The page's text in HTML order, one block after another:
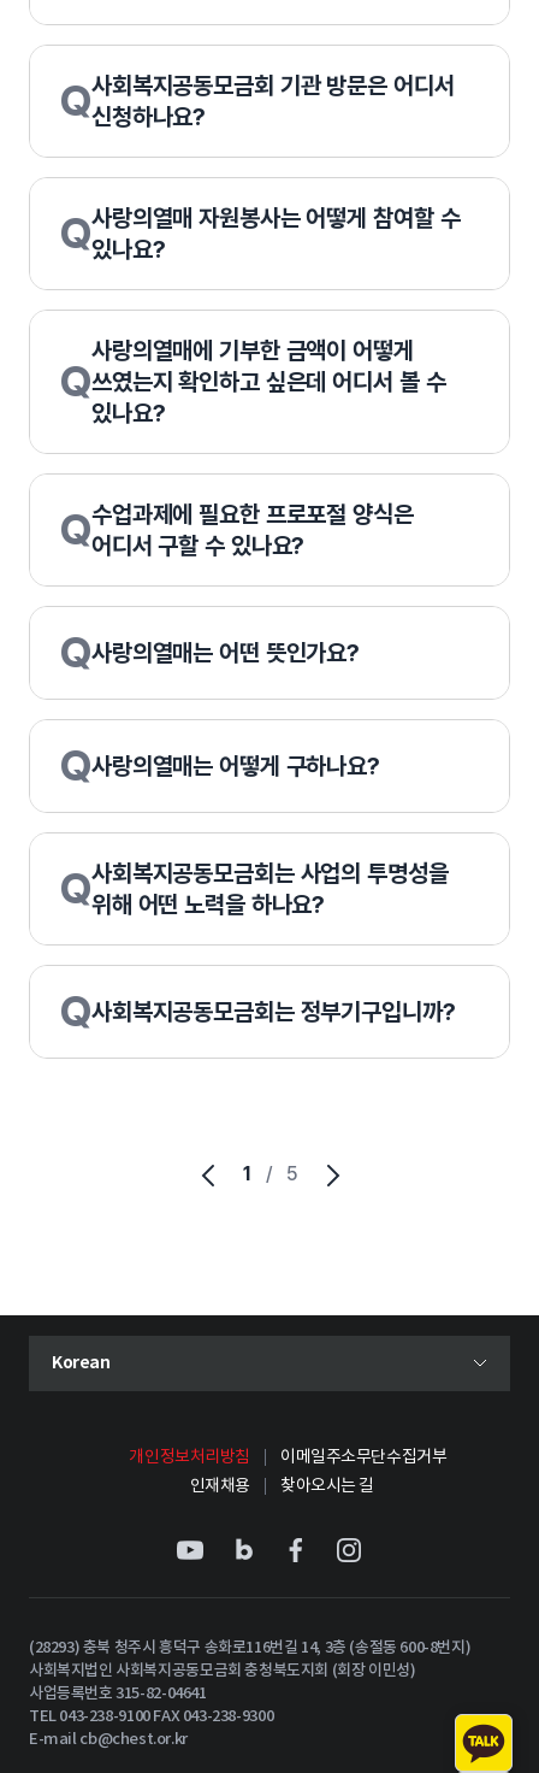
Q사회복지공동모금회 기관 방문은 어디서
신청하나요?
Q사랑의열매 자원봉사는 어떻게 참여할 수
있나요?
Q
사랑의열매에 기부한 금액이 어떻게
쓰였는지 확인하고 싶은데 어디서 볼 수
있나요?
Q수업과제에 필요한 프로포절 양식은
어디서 구할 수 있나요?
Q사랑의열매는 어떤 뜻인가요?
Q사랑의열매는 어떻게 구하나요?
Q사회복지공동모금회는 사업의 투명성을
위해 어떤 노력을 하나요?
Q사회복지공동모금회는 정부기구입니까?
1 / 5
언어 선택 메뉴 열기
현재 선택된 언어
Korean
개인정보처리방침
이메일주소무단수집거부
인재채용
찾아오시는 길
(28293) 충북 청주시 흥덕구 송화로116번길 14, 3층 (송절동 600-8번지)
사회복지법인 사회복지공동모금회 충청북도지회 (회장 이민성)
사업등록번호 315-82-04641
TEL 043-238-9100 FAX 043-238-9300
E-mailcb@chest.or.kr